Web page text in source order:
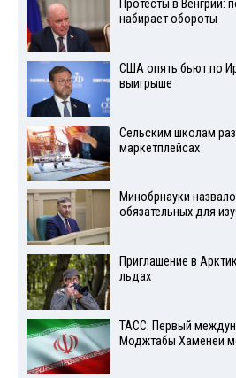
Протесты в Венгрии:
набирает обороты
США опять бьют по
выигрыше
Сельским школам
маркетплейсах
Минобрнауки
обязательных для
Приглашение в
льдах
ТАСС: Первый
Моджтабы Хаменеи